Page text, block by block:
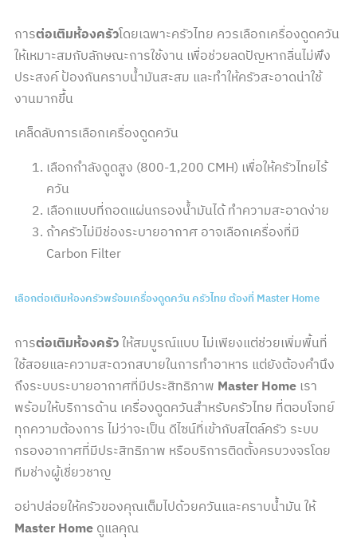
การต่อเติมห้องครัวโดยเฉพาะครัวไทย ควรเลือกเครื่องดูดควัน
ให้เหมาะสมกับลักษณะการใช้งาน เพื่อช่วยลดปัญหากลิ่นไม่พึง
ประสงค์ ป้องกันคราบน้ำมันสะสม และทำให้ครัวสะอาดน่าใช้
งานมากขึ้น
เคล็ดลับการเลือกเครื่องดูดควัน
เลือกกำลังดูดสูง (800-1,200 CMH) เพื่อให้ครัวไทยไร้
ควัน
เลือกแบบที่ถอดแผ่นกรองน้ำมันได้ ทำความสะอาดง่าย
ถ้าครัวไม่มีช่องระบายอากาศ อาจเลือกเครื่องที่มี
Carbon Filter
เลือกต่อเติมห้องครัวพร้อมเครื่องดูดควัน ครัวไทย ต้องที่ Master Home
การต่อเติมห้องครัวให้สมบูรณ์แบบ ไม่เพียงแต่ช่วยเพิ่มพื้นที่
ใช้สอยและความสะดวกสบายในการทำอาหาร แต่ยังต้องคำนึง
ถึงระบบระบายอากาศที่มีประสิทธิภาพ Master Home เรา
พร้อมให้บริการด้าน เครื่องดูดควันสำหรับครัวไทย ที่ตอบโจทย์
ทุกความต้องการ ไม่ว่าจะเป็น ดีไซน์ที่เข้ากับสไตล์ครัว ระบบ
กรองอากาศที่มีประสิทธิภาพ หรือบริการติดตั้งครบวงจรโดย
ทีมช่างผู้เชี่ยวชาญ
อย่าปล่อยให้ครัวของคุณเต็มไปด้วยควันและคราบน้ำมัน ให้
Master Homeดูแลคุณ